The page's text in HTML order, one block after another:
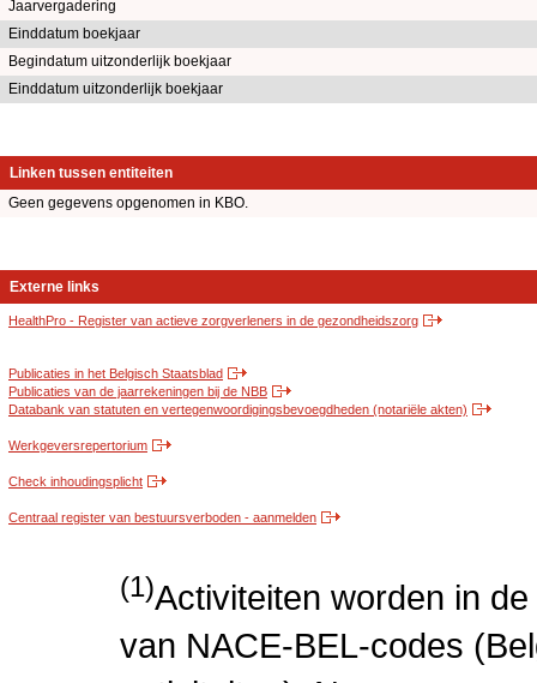
Jaarvergadering
Einddatum boekjaar
Begindatum uitzonderlijk boekjaar
Einddatum uitzonderlijk boekjaar
Linken tussen entiteiten
Geen gegevens opgenomen in KBO.
Externe links
HealthPro - Register van actieve zorgverleners in de gezondheidszorg
Publicaties in het Belgisch Staatsblad
Publicaties van de jaarrekeningen bij de NBB
Databank van statuten en vertegenwoordigingsbevoegdheden (notariële akten)
Werkgeversrepertorium
Check inhoudingsplicht
Centraal register van bestuursverboden - aanmelden
(1)Activiteiten worden in
van NACE-BEL-codes